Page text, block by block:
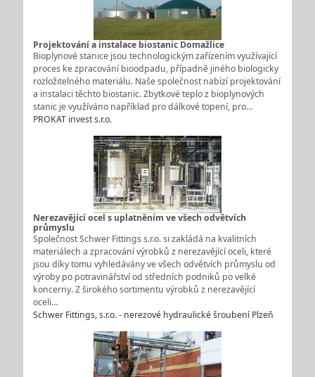
Projektování a instalace biostanic Domažlice
Bioplynové stanice jsou technologickým zařízením využívající
proces ke zpracování bioodpadu, případně jiného biologicky
rozložitelného materiálu. Naše společnost nabízí projektování
a instalaci těchto biostanic. Zbytkové teplo z bioplynových
stanic je využíváno například pro dálkové topení, pro…
PROKAT invest s.r.o.
Nerezavějící ocel s uplatněním ve všech odvětvích
průmyslu
Společnost Schwer Fittings s.r.o. si zakládá na kvalitních
materiálech a zpracování výrobků z nerezavějící oceli, které
jsou díky tomu vyhledávány ve všech odvětvích průmyslu od
výroby po potravinářství od středních podniků po velké
koncerny. Z širokého sortimentu výrobků z nerezavějící
oceli…
Schwer Fittings, s.r.o. - nerezové hydraulické šroubení Plzeň